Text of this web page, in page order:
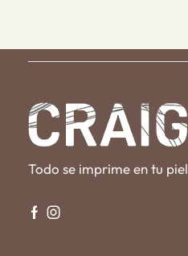
Todo se imprime en tu piel